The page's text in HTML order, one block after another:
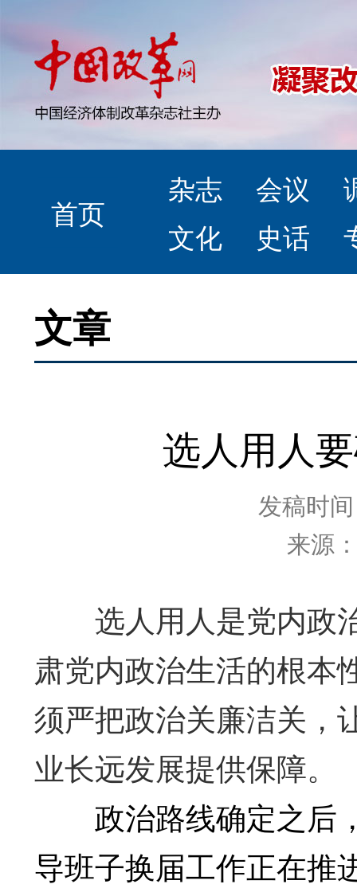
首页
杂志 会议
文化
史话
文章
选人用人
发稿时
来源
选人用人是党内政
肃党内政治生活的根本
须严把政治关廉洁关，
业长远发展提供保障。
政治路线确定之后
导班子换届工作正在推